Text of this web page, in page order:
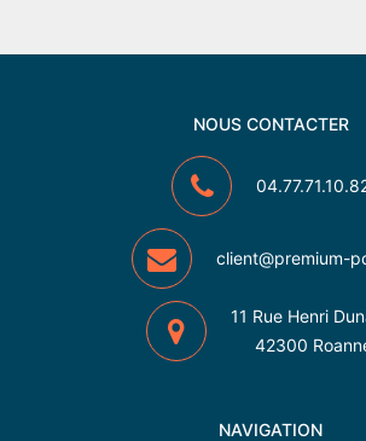
NOUS CONTACTER
client@premium-
11 Rue Henri
42300
NAVIGATION